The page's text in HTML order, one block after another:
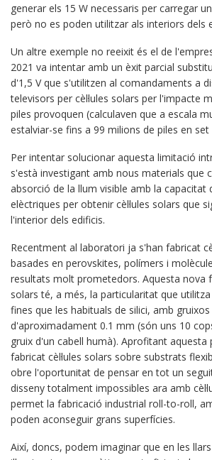
generar els 15 W necessaris per carregar
però no es poden utilitzar als interiors dels
Un altre exemple no reeixit és el de
2021 va intentar amb un èxit parcial
d'1,5 V que s'utilitzen al comandaments a
televisors per cèl·lules solars per l'impacte
piles provoquen (calculaven que a escala
estalviar-se fins a 99 milions de piles en set
Per intentar solucionar aquesta limitació
s'està investigant amb nous materials que
absorció de la llum visible amb la capacitat
elèctriques per obtenir cèl·lules solars que
l'interior dels edificis.
Recentment al laboratori ja s'han fabricat
basades en perovskites, polímers i
resultats molt prometedors. Aquesta nova
solars té, a més, la particularitat que
fines que les habituals de silici, amb gruixos
d'aproximadament 0.1 mm (són uns 10
gruix d'un cabell humà). Aprofitant aquesta
fabricat cèl·lules solars sobre substrats
obre l'oportunitat de pensar en tot un
disseny totalment impossibles ara amb
permet la fabricació industrial roll-to-roll,
poden aconseguir grans superfícies.
Així, doncs, podem imaginar que en les llars